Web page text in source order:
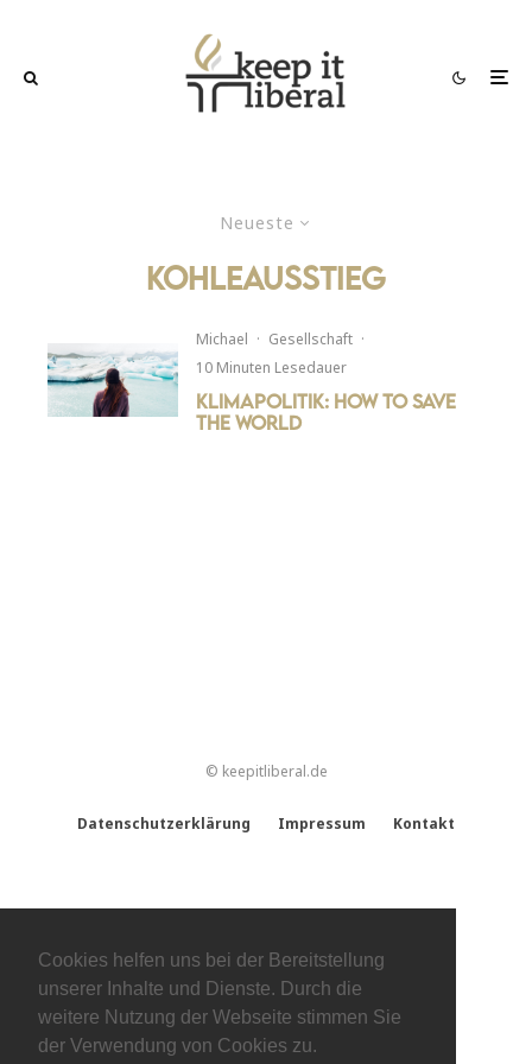
Cookies helfen uns bei der Bereitstellung
unserer Inhalte und Dienste. Durch die
weitere Nutzung der Webseite stimmen Sie
der Verwendung von Cookies zu.
Neueste
kohleausstieg
Michael · Gesellschaft ·
10 Minuten Lesedauer
Klimapolitik: How to save
the world
© keepitliberal.de
Datenschutzerklärung Impressum Kontakt